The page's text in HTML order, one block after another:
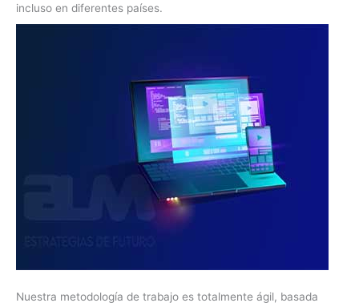
incluso en diferentes países.
Nuestra metodología de trabajo es totalmente ágil, basada